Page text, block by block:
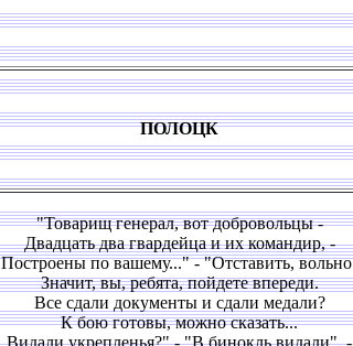
ПОЛОЦК
"Товарищ генерал, вот добровольцы -
Двадцать два гвардейца и их командир, -
Построены по вашему..." - "Отставить,
Значит, вы, ребята, пойдете впереди.
Все сдали документы и сдали медали?
К бою готовы, можно сказать...
Видали укрепленья?" - "В бинокль видали". -